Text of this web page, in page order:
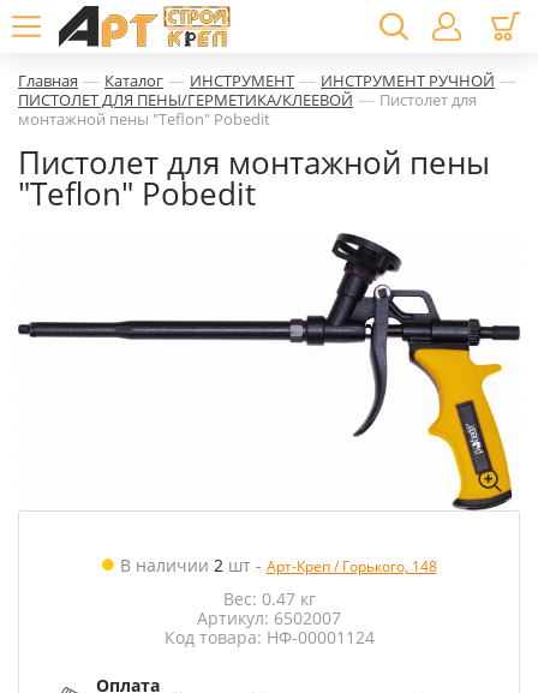
Главная — Каталог — ИНСТРУМЕНТ — ИНСТРУМЕНТ РУЧНОЙ —
ПИСТОЛЕТ ДЛЯ ПЕНЫ/ГЕРМЕТИКА/КЛЕЕВОЙ — Пистолет для
монтажной пены "Teflon" Pobedit
Пистолет для монтажной пены
"Teflon" Pobedit
В наличии 2 шт- Арт-Креп / Горького, 148
Вес: 0.47 кг
Артикул: 6502007
Код товара: НФ-00001124
Оплата